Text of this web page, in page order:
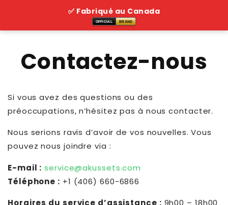
✅ Fabriqué au Canada
OFFICIAL BRAND
Contactez-nous
Si vous avez des questions ou des
préoccupations, n’hésitez pas à nous contacter.
Nous serions ravis d’avoir de vos nouvelles. Vous
pouvez nous joindre via :
E-mail : service@akussets.com
Téléphone : +1 (406) 660-6866
Horaires du service d’assistance : 9h00 – 18h00